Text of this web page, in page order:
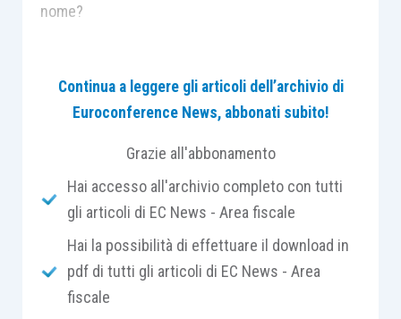
nome?
Popolare Parmigiana” ritiene che questa
leccornia esca da uno di queiconventiche per
secoli sono stati laboriose
Ancora oggi questo dolce viene preparato con
farina, burro, zucchero, uova e una componente
alcolica come la grappa, il Marsala, la Sambuca, il
vinsanto, il brandy o un altro distillato o liquore.
Continua a leggere gli articoli dell’archivio di
Euroconference News, abbonati subito!
Grazie all'abbonamento
Hai accesso all'archivio completo con tutti
gli articoli di EC News - Area fiscale
Hai la possibilità di effettuare il download in
pdf di tutti gli articoli di EC News - Area
fiscale